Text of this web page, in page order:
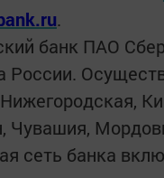
.
банк ПАО
России.
Чувашия,
сеть банка